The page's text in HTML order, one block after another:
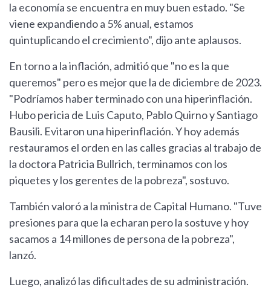
la economía se encuentra en muy buen estado. "Se
viene expandiendo a 5% anual, estamos
quintuplicando el crecimiento", dijo ante aplausos.
En torno a la inflación, admitió que "no es la que
queremos" pero es mejor que la de diciembre de 2023.
"Podríamos haber terminado con una hiperinflación.
Hubo pericia de Luis Caputo, Pablo Quirno y Santiago
Bausili. Evitaron una hiperinflación. Y hoy además
restauramos el orden en las calles gracias al trabajo de
la doctora Patricia Bullrich, terminamos con los
piquetes y los gerentes de la pobreza", sostuvo.
También valoró a la ministra de Capital Humano. "Tuve
presiones para que la echaran pero la sostuve y hoy
sacamos a 14 millones de persona de la pobreza",
lanzó.
Luego, analizó las dificultades de su administración.